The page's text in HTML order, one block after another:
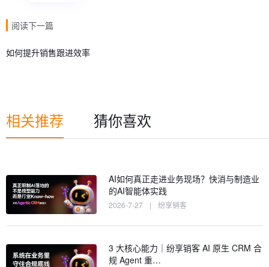
阅读下一篇
如何提升销售跟进效率
相关推荐 猜你喜欢
AI如何真正走进业务现场？快消与制造业
的AI智能体实践
2026-7-27 | 纷享销客
3 大核心能力｜纷享销客 AI 原生 CRM 合
规 Agent 重…